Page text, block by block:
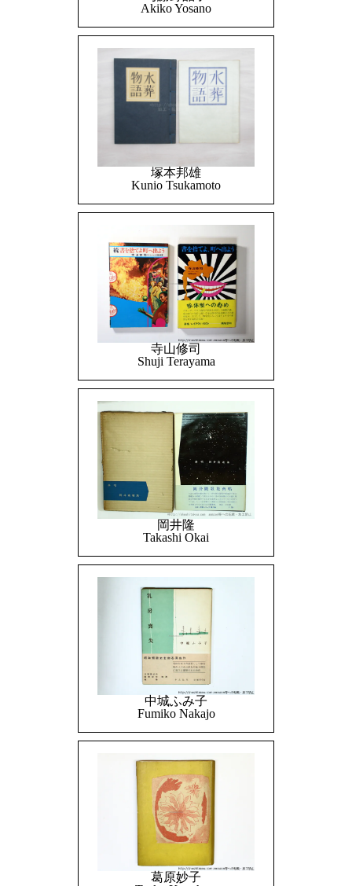
Akiko Yosano
塚本邦雄
Kunio Tsukamoto
寺山修司
Shuji Terayama
岡井隆
Takashi Okai
中城ふみ子
Fumiko Nakajo
葛原妙子